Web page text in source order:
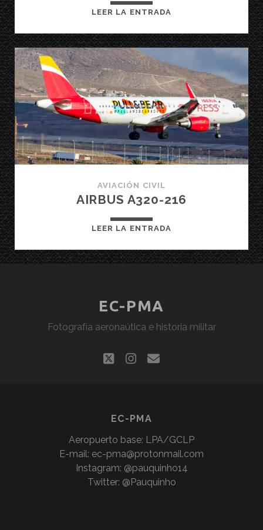
LEER LA ENTRADA
231
AVIACIÓN CIVIL
AIRBUS A320-216
LEER LA ENTRADA
216
EC-PMA
Fotografía aeronaútica e historia militar
twitterinstagram
correo
EC-PMA
Aeropuerto base: LPA/GCLP
E-mail: ec-pma@protonmail.com
Instagram: @pauquinho14
Twitter: @Pauquinho